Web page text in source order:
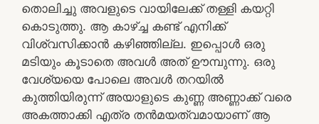
തൊലിച്ചു അവളുടെ വായിലേക്ക് തള്ളി കയറ്റി
കൊടുത്തു. ആ കാഴ്ച്ച കണ്ട് എനിക്ക്
വിശ്വസിക്കാൻ കഴിഞ്ഞില്ല. ഇപ്പൊൾ ഒരു
മടിയും കൂടാതെ അവൾ അത് ഊമ്പുന്നു. ഒരു
വേശ്യയെ പോലെ അവൾ തറയിൽ
കുത്തിയിരുന്ന് അയാളുടെ കുണ്ണ അണ്ണാക്ക് വരെ
അകത്താക്കി എത്ര തൻമയത്വമായാണ് ആ